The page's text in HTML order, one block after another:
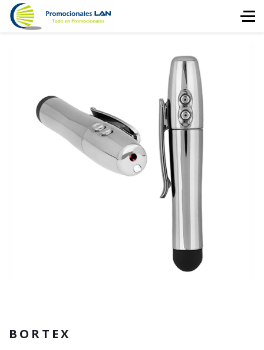
BORTEX